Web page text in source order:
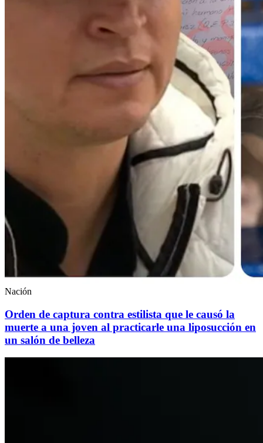
Nación
Orden de captura contra estilista que le causó la
muerte a una joven al practicarle una liposucción en
un salón de belleza